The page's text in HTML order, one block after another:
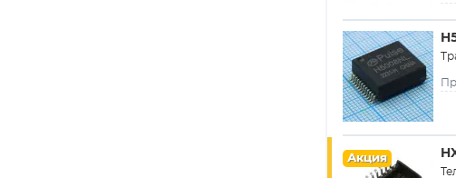
Акция